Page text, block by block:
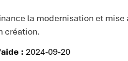
la modernisation et mise
création.
: 2024-09-20